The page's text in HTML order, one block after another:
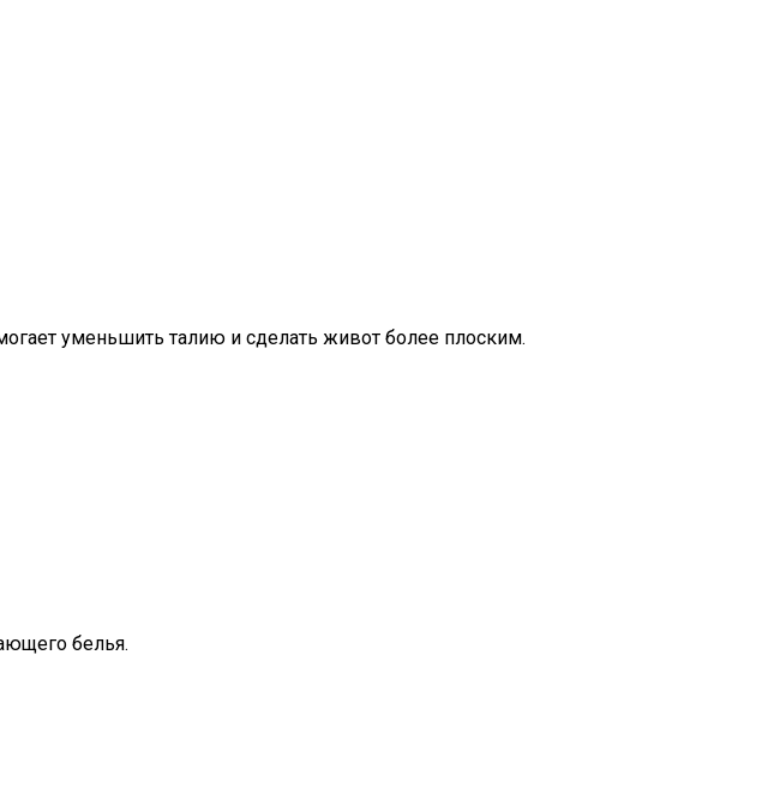
уменьшить талию и сделать живот более плоским.
белья.